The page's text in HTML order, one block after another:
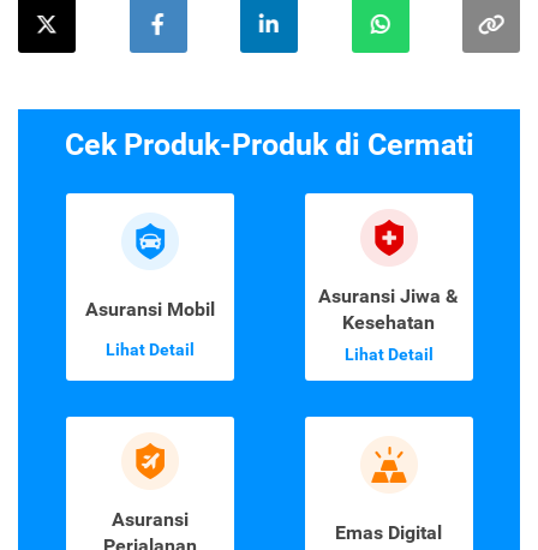
Cek Produk-Produk di Cermati
Asuransi Mobil
Lihat Detail
Asuransi Jiwa &
Kesehatan
Lihat Detail
Asuransi
Emas Digital